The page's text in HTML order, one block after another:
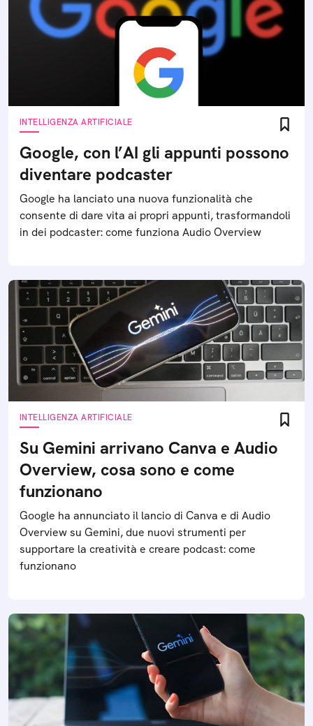
INTELLIGENZA ARTIFICIALE
Google, con l’AI gli appunti possono
diventare podcaster
Google ha lanciato una nuova funzionalità che
consente di dare vita ai propri appunti, trasformandoli
in dei podcaster: come funziona Audio Overview
INTELLIGENZA ARTIFICIALE
Su Gemini arrivano Canva e Audio
Overview, cosa sono e come
funzionano
Google ha annunciato il lancio di Canva e di Audio
Overview su Gemini, due nuovi strumenti per
supportare la creatività e creare podcast: come
funzionano